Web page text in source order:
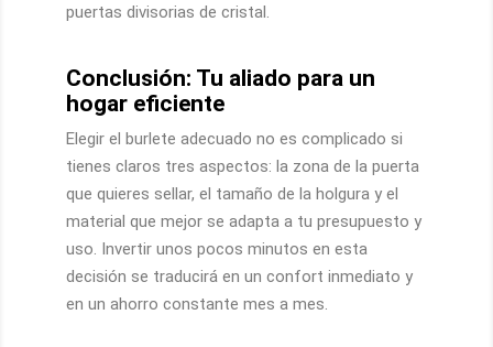
puertas divisorias de cristal.
Conclusión: Tu aliado para un
hogar eficiente
Elegir el burlete adecuado no es complicado si
tienes claros tres aspectos: la zona de la puerta
que quieres sellar, el tamaño de la holgura y el
material que mejor se adapta a tu presupuesto y
uso. Invertir unos pocos minutos en esta
decisión se traducirá en un confort inmediato y
en un ahorro constante mes a mes.